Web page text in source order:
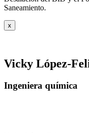
Saneamiento.
x
Vicky López-
Ingeniera química